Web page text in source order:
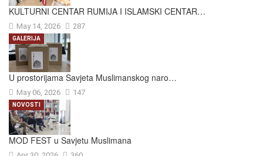
KULTURNI CENTAR RUMIJA I ISLAMSKI CENTAR…
May 14, 2026 287
U prostorijama Savjeta Muslimanskog naro…
May 06, 2026 147
GALERIJA
MOD FEST u Savjetu Muslimana
NOVOSTI